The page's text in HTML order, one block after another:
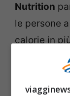
Nutrition
le persone
calorie in
patatine,
comunque